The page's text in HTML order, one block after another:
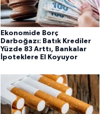
Ekonomide Borç
Darboğazı: Batık Krediler
Yüzde 83 Arttı, Bankalar
İpoteklere El Koyuyor